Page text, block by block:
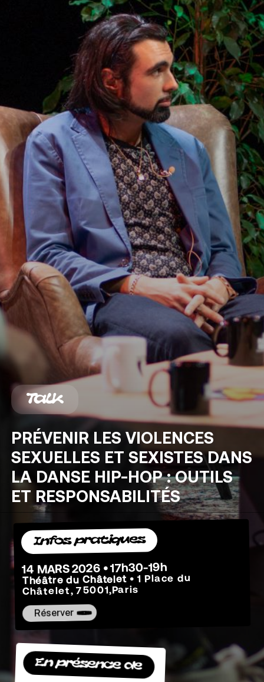
Talk
PRÉVENIR LES VIOLENCES
SEXUELLES ET SEXISTES DANS
LA DANSE HIP-HOP : OUTILS
ET RESPONSABILITÉS
Infos pratiques
14 MARS 2026 • 17h30-19h
Théâtre du Châtelet • 1 Place du
Châtelet, 75001,Paris
Réserver
En présence de